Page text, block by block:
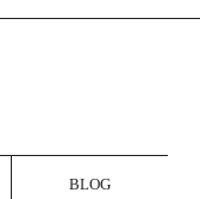
思います。本当
BLOG